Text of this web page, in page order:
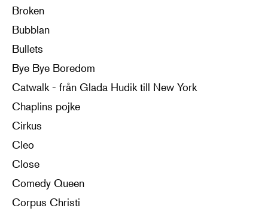
Broken
Bubblan
Bullets
Bye Bye Boredom
Catwalk - från Glada Hudik till New York
Chaplins pojke
Cirkus
Cleo
Close
Comedy Queen
Corpus Christi